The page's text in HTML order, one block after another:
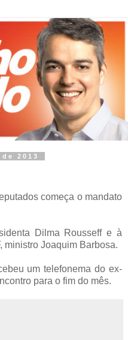
2013
começa o mandato
Dilma Rousseff e à
ministro Joaquim Barbosa.
um telefonema do ex-
para o fim do mês.